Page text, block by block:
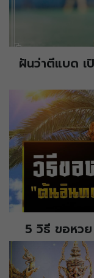
ฝันว่าตีแบด เ
5 วิธี ขอหว